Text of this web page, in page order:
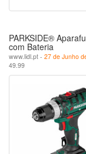
PARKSIDE®
com Bateria
www.lidl.pt - 27 de Junho
49.99